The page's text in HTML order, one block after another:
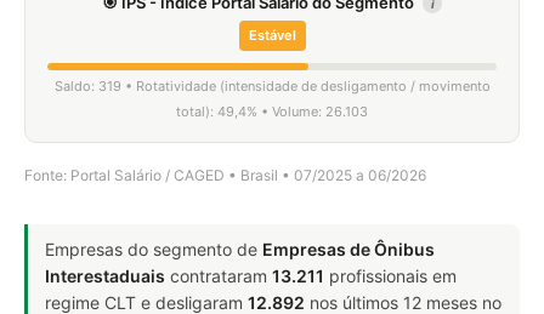
i
Estável
Saldo: 319 • Rotatividade (intensidade de desligamento / movimento
total): 49,4% • Volume: 26.103
Fonte: Portal Salário / CAGED • Brasil • 07/2025 a 06/2026
Empresas do segmento de Empresas de Ônibus
Interestaduais contrataram 13.211 profissionais em
regime CLT e desligaram 12.892 nos últimos 12 meses no